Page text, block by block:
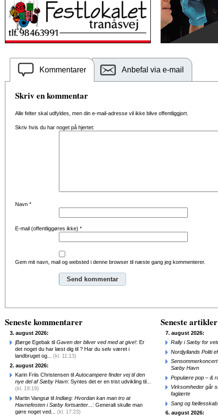
Kommentarer Anbefal via e-mail
Skriv en kommentar
Alle felter skal udfyldes, men din e-mail-adresse vil ikke blive offentliggjort.
Skriv hvis du har noget på hjertet:
Navn *
E-mail (offentliggøres ikke) *
Gem mit navn, mail og websted i denne browser til næste gang jeg kommenterer.
Seneste kommentarer
3. august 2026:
jBørge Egebak til Gaven der bliver ved med at give!: Er
det noget du har læst dig til ? Har du selv været i
landbruget og... (kl. 11:13)
2. august 2026:
Karin Friis Christensen til Autocampere finder vej til den
nye del af Sæby Havn: Syntes det er en trist udvikling til...
(kl. 19:19)
Martin Vangsø til Indlæg: Hvordan kan man tro at
Havnefesten i Sæby fortsætter... : Generalt skulle man
gøre noget ved... (kl. 17:23)
Seneste artikler
7. august 2026:
Rally i Sæby for
Nordjyllands Politi
Sæby Havn
Populære pop – &
Virksomheder går
faglærte
Sang og
6. august 2026: